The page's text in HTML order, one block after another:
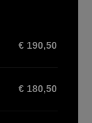
€ 190,50
€ 180,50